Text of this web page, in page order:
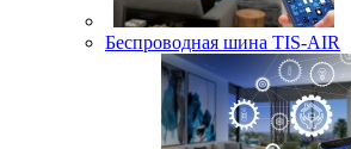
Беспроводная шина TIS-AIR